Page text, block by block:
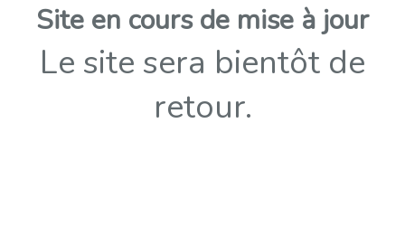
Site en cours de mise à jour
Le site sera bientôt de
retour.